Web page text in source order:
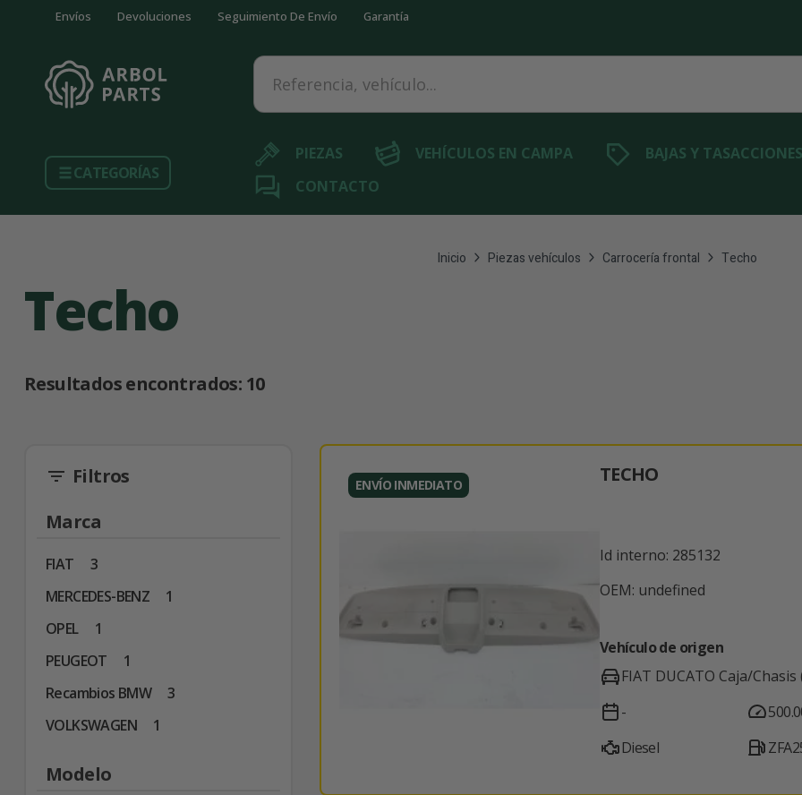
Envíos Devoluciones Seguimiento De Envío Garantía
Referencia, vehículo...
CATEGORÍAS
PIEZAS VEHÍCULOS EN CAMPA BAJAS Y TASACCIONES
CONTACTO
Inicio Piezas vehículos Carrocería frontal Techo
Techo
Resultados encontrados: 10
filter_list Filtros
Marca
FIAT
3
MERCEDES-BENZ
1
OPEL
1
PEUGEOT
1
Recambios BMW
3
VOLKSWAGEN
1
Modelo
ENVÍO INMEDIATO TECHO
Id interno: 285132
OEM: undefined
Vehículo de origen
FIAT DUCATO Caja/Chasis
-
Diesel